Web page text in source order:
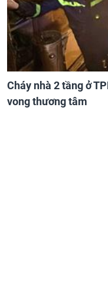
Cháy nhà 2 tầng ở
vong thương tâm